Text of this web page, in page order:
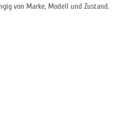
von Marke, Modell und Zustand.